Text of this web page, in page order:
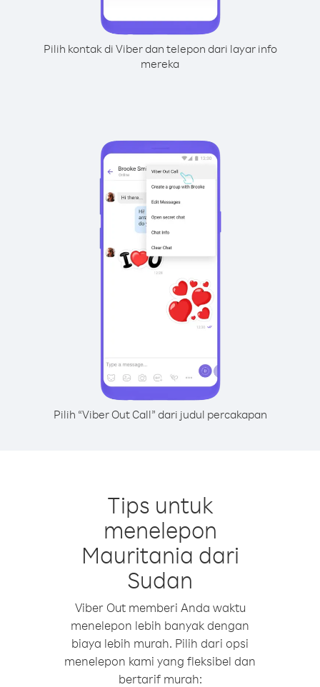
Pilih kontak di Viber dan telepon dari layar info
mereka
Pilih “Viber Out Call” dari judul percakapan
Tips untuk
menelepon
Mauritania dari
Sudan
Viber Out memberi Anda waktu
menelepon lebih banyak dengan
biaya lebih murah. Pilih dari opsi
menelepon kami yang fleksibel dan
bertarif murah: